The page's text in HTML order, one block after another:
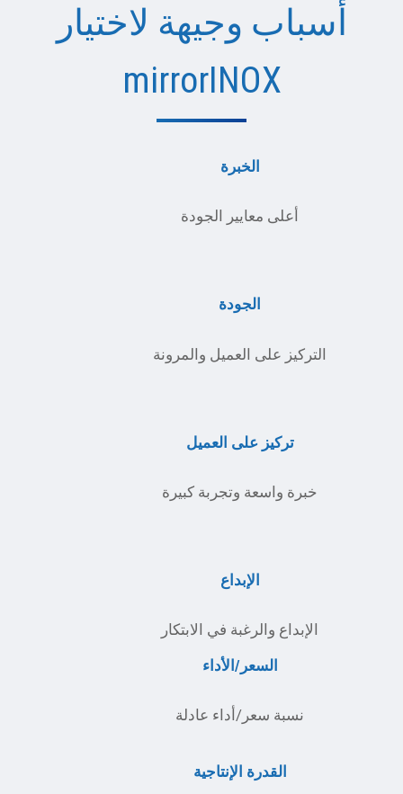
أسباب وجيهة لاختيار
mirrorINOX
الخبرة
أعلى معايير الجودة
الجودة
التركيز على العميل والمرونة
تركيز على العميل
خبرة واسعة وتجربة كبيرة
الإبداع
الإبداع والرغبة في الابتكار
السعر/الأداء
نسبة سعر/أداء عادلة
القدرة الإنتاجية